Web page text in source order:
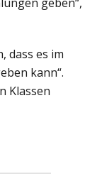
dass es im
kann“.
Klassen